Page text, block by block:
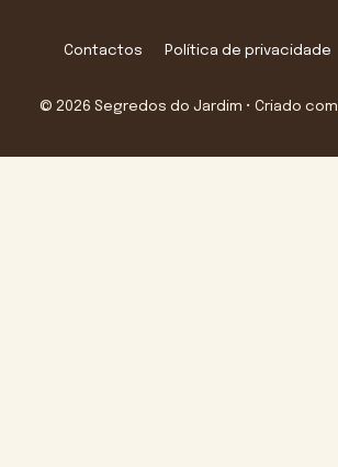
Contactos Política de privacidade
© 2026 Segredos do Jardim • Criado com